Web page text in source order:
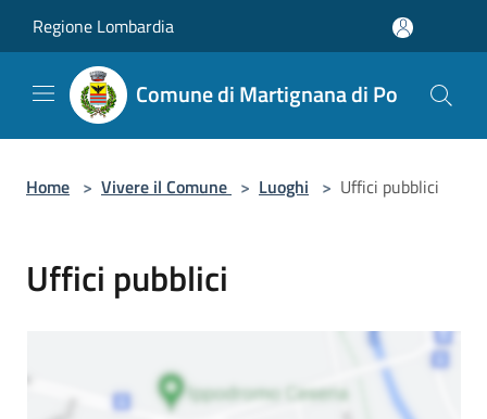
Regione Lombardia
Comune di Martignana di Po
Home > Vivere il Comune > Luoghi > Uffici pubblici
Uffici pubblici